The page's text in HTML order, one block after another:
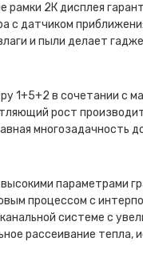
рамки 2К дисплея
с датчиком
и пыли делает
1+5+2 в сочетании с
рост
многозадачность
параметрами
процессом с
системе с
рассеивание тепла,